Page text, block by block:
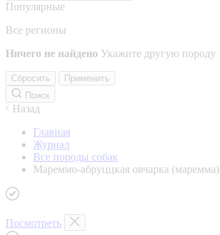
Популярные
Все регионы
Ничего не найдено Укажите другую породу
Сбросить
Применить
Поиск
Назад
Главная
Журнал
Все породы собак
Мареммо-абруццкая овчарка (маремма)
Посмотреть